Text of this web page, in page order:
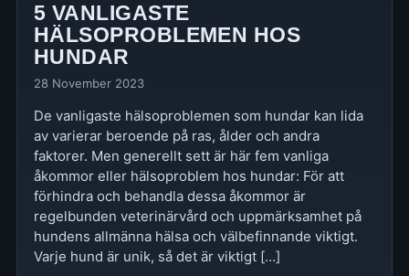
5 VANLIGASTE
HÄLSOPROBLEMEN HOS
HUNDAR
28 November 2023
De vanligaste hälsoproblemen som hundar kan lida
av varierar beroende på ras, ålder och andra
faktorer. Men generellt sett är här fem vanliga
åkommor eller hälsoproblem hos hundar: För att
förhindra och behandla dessa åkommor är
regelbunden veterinärvård och uppmärksamhet på
hundens allmänna hälsa och välbefinnande viktigt.
Varje hund är unik, så det är viktigt […]